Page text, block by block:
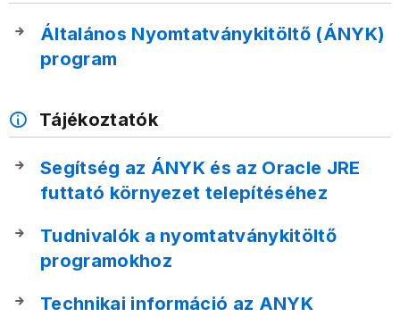
Általános Nyomtatványkitöltő (ÁNYK)
program
Tájékoztatók
Segítség az ÁNYK és az Oracle JRE
futtató környezet telepítéséhez
Tudnivalók a nyomtatványkitöltő
programokhoz
Technikai információ az ANYK